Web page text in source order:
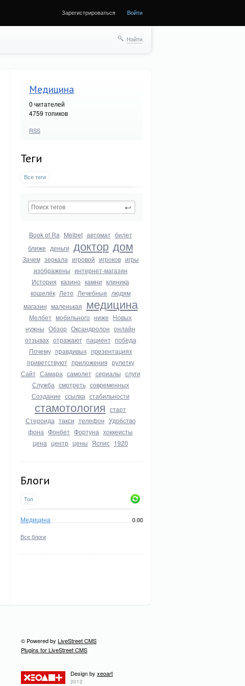
Зарегистрироваться Войти
Найти
Медицина
0 читателей
4759 топиков
RSS
Теги
Все теги
Book of Ra Melbet автомат билет
ближе деньги доктор дом
Зачем зеркала игровой игроков игры
изображены интернет-магазин
История казино камни клиника
кошелёк Лето Лечебные людям
магазин маленькая медицина
Мелбет мобильного ниже Новых
нужны Обзор Оксандролон онлайн
отзывах отражают пациент победа
Почему правдивых презентациях
приветствуют приложения рулетку
Сайт Самара самолет сериалы слуги
Служба смотреть современных
Создание ссылка стабильности
стамотология старт
Стероида такси телефон Удобство
фона Фонбет Фортуна хоккеисты
цена центр цены Яспис 1920
Блоги
Топ
Медицина 0.00
Все блоги
© Powered by LiveStreet CMS
Plugins for LiveStreet CMS
Design by xeoart
2012